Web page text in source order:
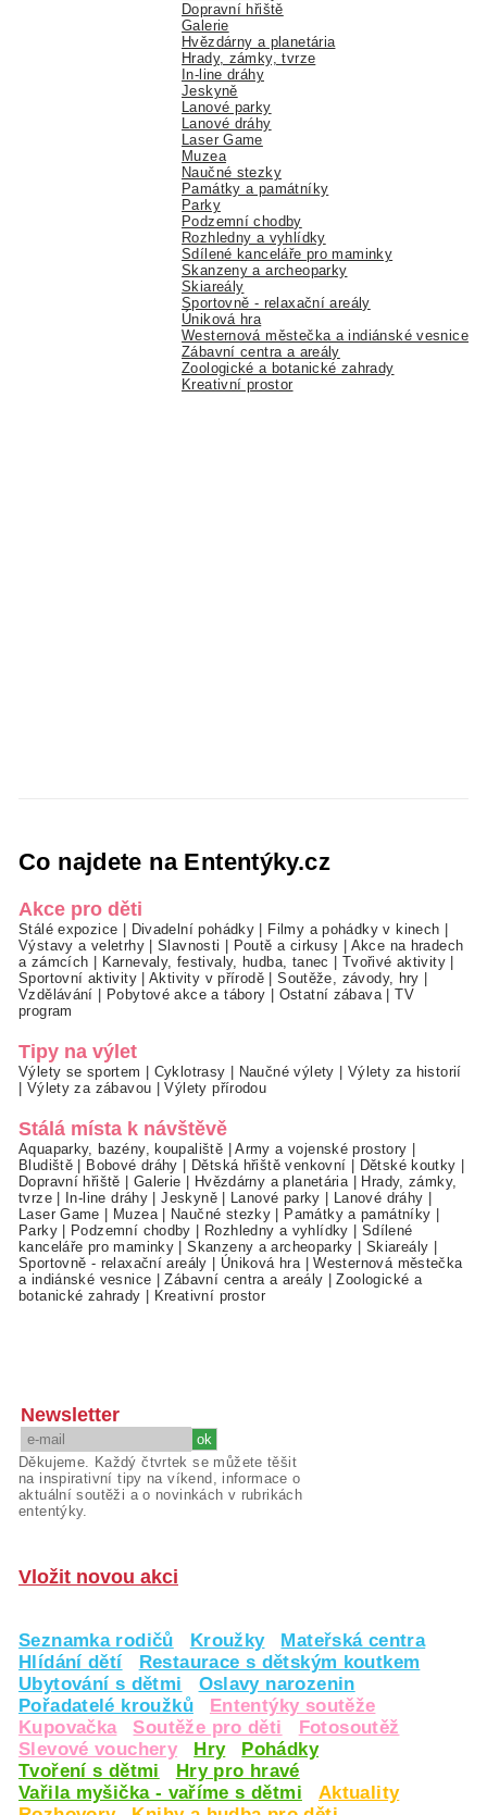
Dopravní hřiště
Galerie
Hvězdárny a planetária
Hrady, zámky, tvrze
In-line dráhy
Jeskyně
Lanové parky
Lanové dráhy
Laser Game
Muzea
Naučné stezky
Památky a památníky
Parky
Podzemní chodby
Rozhledny a vyhlídky
Sdílené kanceláře pro maminky
Skanzeny a archeoparky
Skiareály
Sportovně - relaxační areály
Úniková hra
Westernová městečka a indiánské vesnice
Zábavní centra a areály
Zoologické a botanické zahrady
Kreativní prostor
Co najdete na Ententýky.cz
Akce pro děti
Stálé expozice Divadelní pohádky Filmy a pohádky v kinech
Výstavy a veletrhy|Slavnosti Poutě a cirkusy
Akce na hradech
a zámcích
Karnevaly, festivaly, hudba, tanec Tvořivé aktivity
Sportovní aktivity|Aktivity v přírodě |Soutěže, závody, hry
Vzdělávání
Pobytové akce a tábory Ostatní zábava |TV
program
Tipy na výlet
Výlety se sportem Cyklotrasy Naučné výlety
Výlety za historií
Výlety za zábavou |Výlety přírodou
Stálá místa k návštěvě
Aquaparky, bazény, koupaliště |Army a vojenské prostory
Bludiště
Bobové dráhy Dětská hřiště venkovní Dětské koutky
Dopravní hřiště
Galerie Hvězdárny a planetária
Hrady, zámky,
tvrze| In-line dráhy |Jeskyně| Lanové parky Lanové dráhy
Laser Game
Muzea| Naučné stezky Památky a památníky
Parky| Podzemní chodby Rozhledny a vyhlídky
Sdílené
kanceláře pro maminky |Skanzeny a archeoparky Skiareály
Sportovně - relaxační areály
Úniková hra |Westernová městečka
a indiánské vesnice |Zábavní centra a areály |Zoologické a
botanické zahrady
Kreativní prostor
Newsletter
Děkujeme. Každý čtvrtek se můžete těšit
na inspirativní tipy na víkend, informace o
aktuální soutěži a o novinkách v rubrikách
ententýky.
Vložit novou akci
Seznamka rodičů Kroužky
Mateřská centra
Hlídání dětí
Restaurace s dětským koutkem
Ubytování s dětmi
Oslavy narozenin
Pořadatelé kroužků
Ententýky soutěže
Kupovačka
Soutěže pro děti
Fotosoutěž
Slevové vouchery
Hry
Pohádky
Tvoření s dětmi
Hry pro hravé
Vařila myšička - vaříme s dětmi
Aktuality